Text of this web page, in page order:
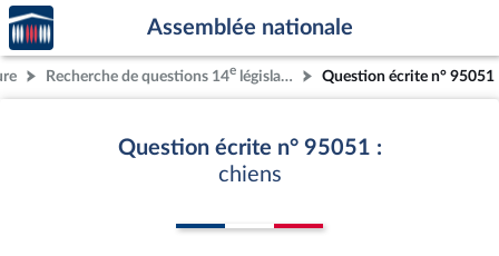
Aller au contenu
Aller en bas de la page
Accèder
à la
page
d'accueil
Assemblée nationale
Recherche de questions 14e législature Question écrite n° 95051
Question écrite n° 95051 :
chiens